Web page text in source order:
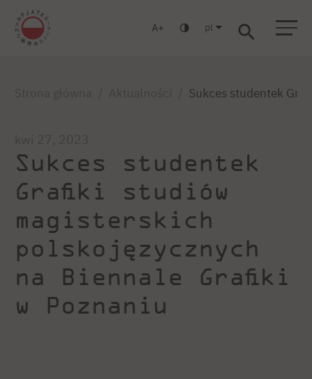
A pl
Sukces studentek
Sukces studentek
Grafiki studiów
magisterskich
polskojęzycznych
na Biennale Grafiki
w Poznaniu